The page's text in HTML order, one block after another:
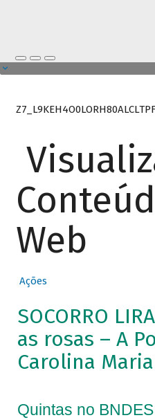
Web
Ações
SOCORRO
as rosas – A
Carolina
Quintas no